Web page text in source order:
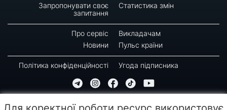
Запропонувати своє
запитання
Статистика змін
Про сервіс
Викладачам
Новини
Пульс країни
Політика конфіденційності Угода підписника